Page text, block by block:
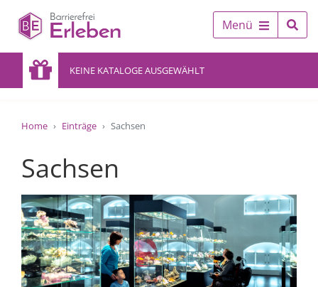
Menü
KEINE KATALOGE AUSGEWÄHLT
Home Einträge Sachsen
Sachsen